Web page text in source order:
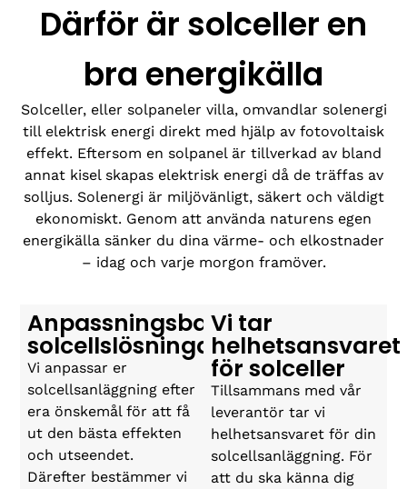
Därför är solceller en
bra energikälla
Solceller, eller solpaneler villa, omvandlar solenergi
till elektrisk energi direkt med hjälp av fotovoltaisk
effekt. Eftersom en solpanel är tillverkad av bland
annat kisel skapas elektrisk energi då de träffas av
solljus. Solenergi är miljövänligt, säkert och väldigt
ekonomiskt. Genom att använda naturens egen
energikälla sänker du dina värme- och elkostnader
– idag och varje morgon framöver.
Anpassningsbara
solcellslösningar
Vi anpassar er
solcellsanläggning efter
era önskemål för att få
ut den bästa effekten
och utseendet.
Därefter bestämmer vi
Vi tar
helhetsansvaret
för solceller
Tillsammans med vår
leverantör tar vi
helhetsansvaret för din
solcellsanläggning. För
att du ska känna dig